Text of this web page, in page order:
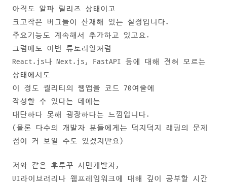
아직도 알파 릴리즈 상태이고
크고작은 버그들이 산재해 있는 실정입니다.
주요기능도 계속해서 추가하고 있고요.
그럼에도 이번 튜토리얼처럼
React.js나 Next.js, FastAPI 등에 대해 전혀 모르는
상태에서도
이 정도 퀄리티의 웹앱을 코드 70여줄에
작성할 수 있다는 데에는
대단하다 못해 굉장하다는 느낌입니다.
(물론 다수의 개발자 분들에게는 덕지덕지 래핑의 문제
점이 커 보일 수도 있겠지만요)
저와 같은 후루꾸 시민개발자,
UI라이브러리나 웹프레임워크에 대해 깊이 공부할 시간